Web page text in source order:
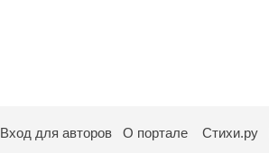
Вход для авторов О портале Стихи.ру